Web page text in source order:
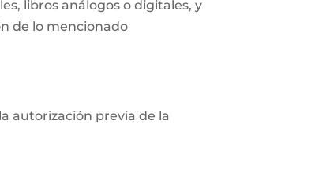
libros análogos o digitales, y
de lo mencionado
autorización previa de la